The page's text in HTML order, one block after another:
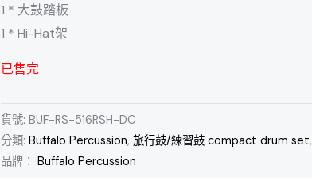
1 * 大鼓踏板
1 * Hi-Hat架
已售完
貨號: BUF-RS-516RSH-DC
分類: Buffalo Percussion, 旅行鼓/練習鼓 compact drum set,
品牌： Buffalo Percussion